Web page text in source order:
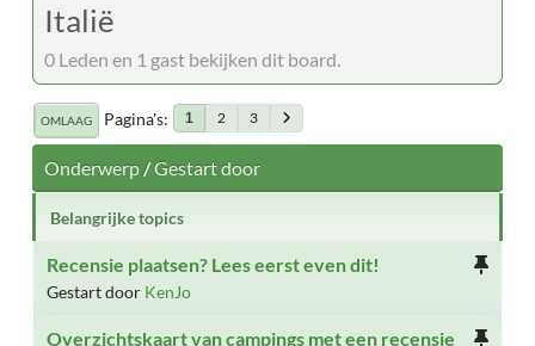
Italië
0 Leden en 1 gast bekijken dit board.
OMLAAG Pagina's 1 2 3
Onderwerp/Gestart door
Belangrijke topics
Recensie plaatsen? Lees eerst even dit!
Gestart door KenJo
Overzichtskaart van campings met een recensie